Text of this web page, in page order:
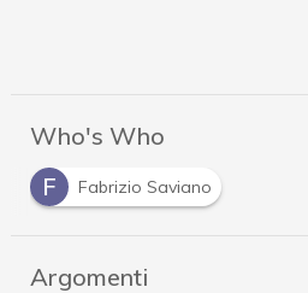
Who's Who
F
Fabrizio Saviano
Argomenti